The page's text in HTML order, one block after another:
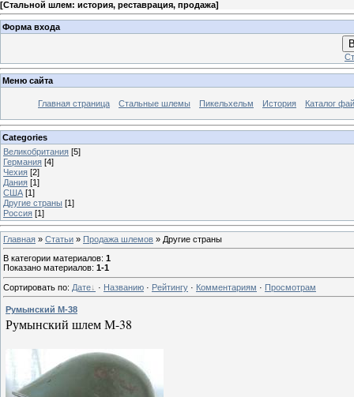
[Стальной шлем: история, реставрация, продажа]
Форма входа
Меню сайта
Главная страница Стальные шлемы Пикельхельм История Каталог
Categories
Великобритания [5]
Германия [4]
Чехия [2]
Дания [1]
США [1]
Другие страны [1]
Россия [1]
Главная » Статьи » Продажа шлемов » Другие страны
В категории материалов: 1
Показано материалов: 1-1
Сортировать по: Дате · Названию · Рейтингу · Комментариям · Просмотрам
Румынский M-38
Румынский шлем М-38